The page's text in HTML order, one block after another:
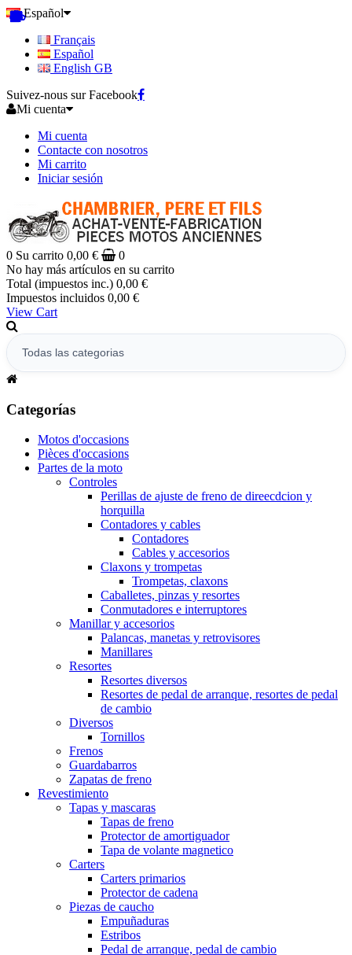
Español
Français
Español
English GB
Suivez-nous sur Facebook
Mi cuenta
Mi cuenta
Contacte con nosotros
Mi carrito
Iniciar sesión
0 Su carrito 0,00 €
0
No hay más artículos en su carrito
Total (impuestos inc.) 0,00 €
Impuestos incluidos 0,00 €
View Cart
Categorías
Motos d'occasions
Pièces d'occasions
Partes de la moto
Controles
Perillas de ajuste de freno de direecdcion y
horquilla
Contadores y cables
Contadores
Cables y accesorios
Claxons y trompetas
Trompetas, claxons
Caballetes, pinzas y resortes
Conmutadores e interruptores
Manillar y accesorios
Palancas, manetas y retrovisores
Manillares
Resortes
Resortes diversos
Resortes de pedal de arranque, resortes de pedal
de cambio
Diversos
Tornillos
Frenos
Guardabarros
Zapatas de freno
Revestimiento
Tapas y mascaras
Tapas de freno
Protector de amortiguador
Tapa de volante magnetico
Carters
Carters primarios
Protector de cadena
Piezas de caucho
Empuñaduras
Estribos
Pedal de arranque, pedal de cambio